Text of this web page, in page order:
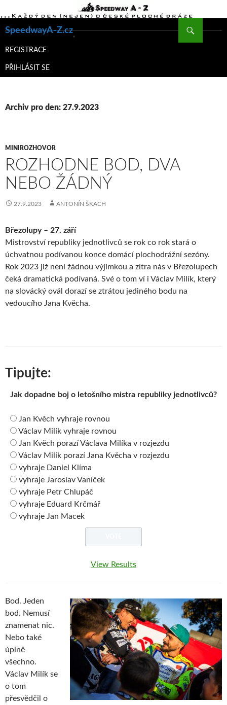
SpeedwayA-Z.cz
K
WEBU
REGISTRACE
PŘIHLÁSIT SE
Archiv pro den: 27.9.2023
MINIROZHOVOR
ROZHODNE BOD, DVA
NEBO ŽÁDNÝ
27.9.2023 ANTONÍN ŠKACH
Březolupy – 27. září
Mistrovství republiky jednotlivců se rok co rok stará o
úchvatnou podívanou konce domácí plochodrážní sezóny.
Rok 2023 již není žádnou výjimkou a zítra nás v Březolupech
čeká dramatická podívaná. Své o tom ví i Václav Milík, který
na slovácký ovál dorazí se ztrátou jediného bodu na
vedoucího Jana Kvěcha.
Tipujte:
Jak dopadne boj o letošního mistra republiky jednotlivců?
Jan Kvěch vyhraje rovnou
Václav Milík vyhraje rovnou
Jan Kvěch porazí Václava Milíka v rozjezdu
Václav Milík porazí Jana Kvěcha v rozjezdu
vyhraje Daniel Klíma
vyhraje Jaroslav Vaníček
vyhraje Petr Chlupáč
vyhraje Eduard Krčmář
vyhraje Jan Macek
View Results
Bod. Jeden
bod. Nemusí
znamenat nic.
Nebo také
úplně
všechno.
Václav Milík se
o tom
přesvědčil o